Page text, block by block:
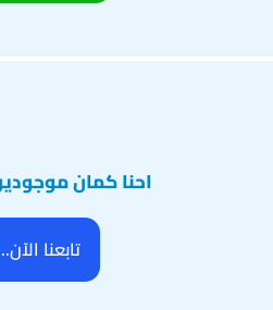
احنا كمان
تابعنا الآن..